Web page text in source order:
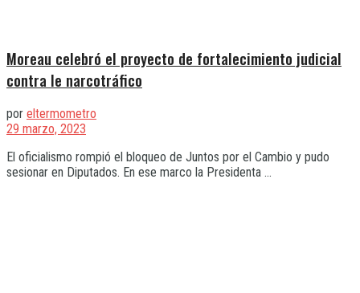
Moreau celebró el proyecto de fortalecimiento judicial
contra le narcotráfico
por eltermometro
29 marzo, 2023
El oficialismo rompió el bloqueo de Juntos por el Cambio y pudo
sesionar en Diputados. En ese marco la Presidenta ...